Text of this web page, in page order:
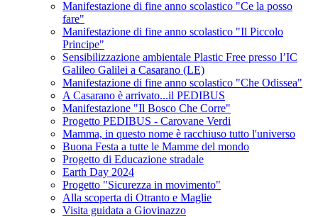
Manifestazione di fine anno scolastico "Ce la posso
fare"
Manifestazione di fine anno scolastico "Il Piccolo
Principe"
Sensibilizzazione ambientale Plastic Free presso l’IC
Galileo Galilei a Casarano (LE)
Manifestazione di fine anno scolastico "Che Odissea"
A Casarano è arrivato...il PEDIBUS
Manifestazione "Il Bosco Che Corre"
Progetto PEDIBUS - Carovane Verdi
Mamma, in questo nome è racchiuso tutto l'universo
Buona Festa a tutte le Mamme del mondo
Progetto di Educazione stradale
Earth Day 2024
Progetto "Sicurezza in movimento"
Alla scoperta di Otranto e Maglie
Visita guidata a Giovinazzo